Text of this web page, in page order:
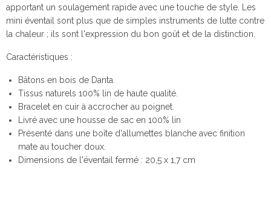
apportant un soulagement rapide avec une touche de style. Les
mini éventail sont plus que de simples instruments de lutte contre
la chaleur ; ils sont l'expression du bon goût et de la distinction.
Caractéristiques :
Bâtons en bois de Danta.
Tissus naturels 100% lin de haute qualité.
Bracelet en cuir à accrocher au poignet.
Livré avec une housse de sac en 100% lin
Présenté dans une boîte d'allumettes blanche avec finition
mate au toucher doux.
Dimensions de l'éventail fermé : 20,5 x 1,7 cm